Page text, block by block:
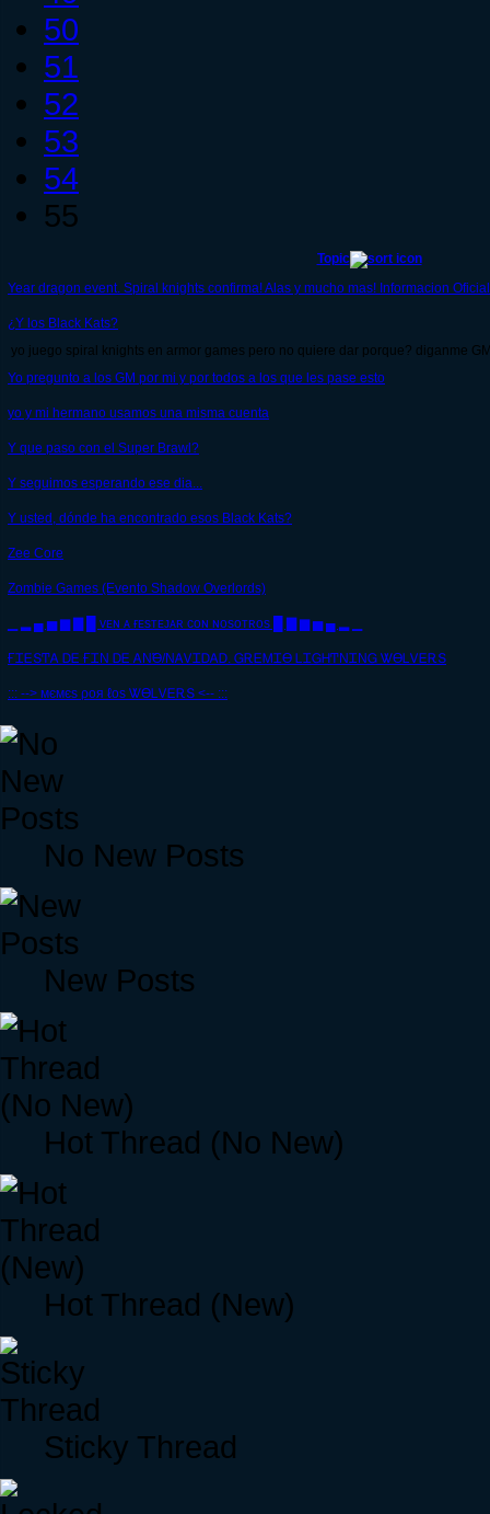
50
51
52
53
54
55
Topic
Year dragon event. Spiral knights confirma! Alas y mucho mas! Informacion Oficial
¿Y los Black Kats?
yo juego spiral knights en armor games pero no quiere dar porque? diganme
Yo pregunto a los GM por mi y por todos a los que les pase esto
yo y mi hermano usamos una misma cuenta
Y que paso con el Super Brawl?
Y seguimos esperando ese dia...
Y usted, dónde ha encontrado esos Black Kats?
Zee Core
Zombie Games (Evento Shadow Overlords)
▁ ▂ ▄ ▅ ▆ ▇ █ ᴠᴇɴ ᴀ ғᴇsᴛᴇᴊᴀʀ ᴄᴏɴ ɴᴏsᴏᴛʀᴏs █ ▇ ▆ ▅ ▄ ▂ ▁
ҒᏆᎬՏͲᎪ ᎠᎬ ҒᏆΝ ᎠᎬ ᎪΝ̃ϴ/ΝᎪᏙᏆᎠᎪᎠ. ᏀᎡᎬᎷᏆϴ ᏞᏆᏀᎻͲΝᏆΝᏀ ᏔϴᏞᏙᎬᎡՏ
::: --> мємєѕ ροя ℓοѕ ᏔϴᏞᏙᎬᎡՏ <-- :::
No New Posts
New Posts
Hot Thread (No New)
Hot Thread (New)
Sticky Thread